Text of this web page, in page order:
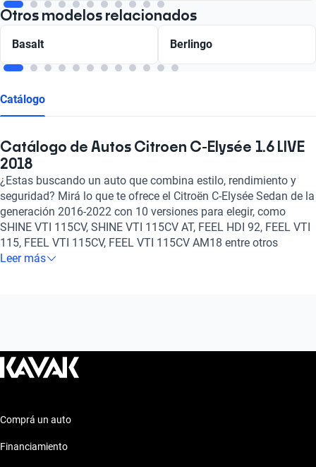
Otros modelos relacionados
Basalt Berlingo
Catálogo
Catálogo de Autos Citroen C-Elysée 1.6 LIVE
2018
¿Estas buscando un auto que combina estilo, rendimiento y
seguridad? Mirá lo que te ofrece el Citroën C-Elysée Sedan de la
generación 2016-2022 con 10 versiones para elegir, como
SHINE VTI 115CV, SHINE VTI 115CV AT, FEEL HDI 92, FEEL VTI
115, FEEL VTI 115CV, FEEL VTI 115CV AM18 entre otros
igualmente notables, un motor de Gasolina, Diesel y un tanque
Leer más
Comprá un auto
Financiamiento